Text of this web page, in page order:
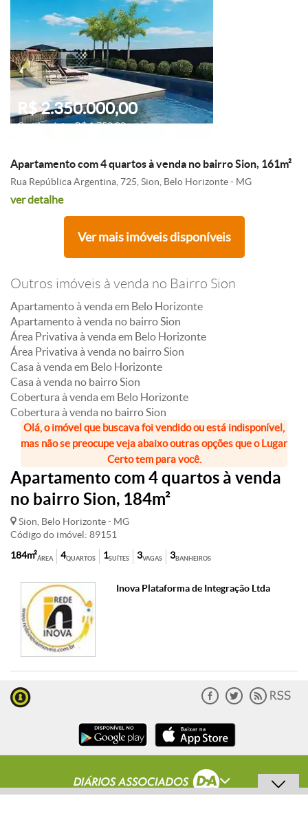
R$ 2.350.000,00
Condomínio: R$ 1.750,00
Apartamento com 4 quartos à venda no bairro Sion, 161m²
Rua República Argentina, 725, Sion, Belo Horizonte - MG
ver detalhe
Ver mais imóveis disponíveis
Outros imóveis à venda no Bairro Sion
Apartamento à venda em Belo Horizonte
Apartamento à venda no bairro Sion
Área Privativa à venda em Belo Horizonte
Área Privativa à venda no bairro Sion
Casa à venda em Belo Horizonte
Casa à venda no bairro Sion
Cobertura à venda em Belo Horizonte
Cobertura à venda no bairro Sion
Olá, o imóvel que buscava foi vendido ou está indisponível,
mas não se preocupe veja abaixo outras opções que o Lugar
Certo tem para você.
Apartamento com 4 quartos à venda
no bairro Sion, 184m²
Sion, Belo Horizonte - MG
Código do imóvel: 89151
ÁREA
184m² QUARTOS
4 SUÍTES
1 VAGAS
3 BANHEIROS
3
Inova Plataforma de Integração Ltda